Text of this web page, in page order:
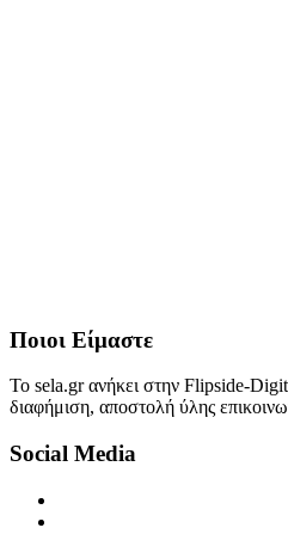
Ποιοι Είμαστε
Το sela.gr ανήκει στην Flipside-
διαφήμιση, αποστολή ύλης
Social Media